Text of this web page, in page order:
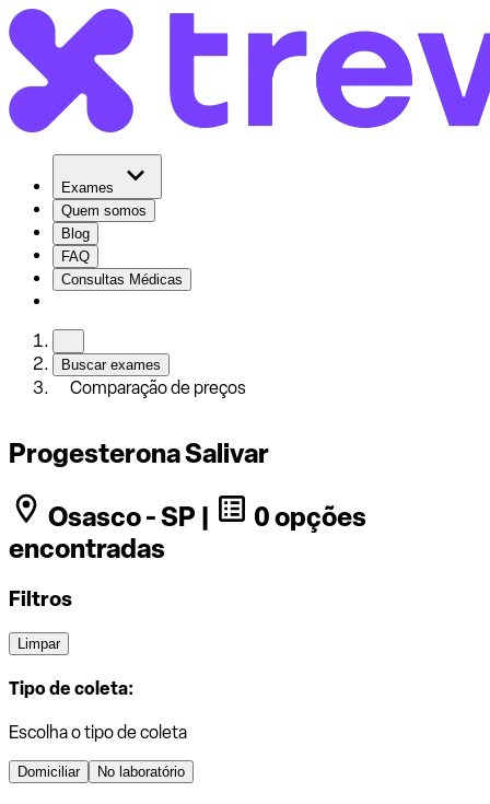
Exames
Quem somos
Blog
FAQ
Consultas Médicas
Buscar exames
Comparação de preços
Progesterona Salivar
Osasco - SP |
0 opções
encontradas
Filtros
Limpar
Tipo de coleta:
Escolha o tipo de coleta
Domiciliar No laboratório